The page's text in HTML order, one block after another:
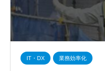
IT・DX 業務効率化